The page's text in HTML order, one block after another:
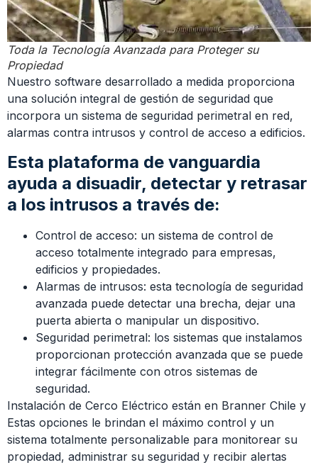
Toda la Tecnología Avanzada para Proteger su
Propiedad
Nuestro software desarrollado a medida proporciona
una solución integral de gestión de seguridad que
incorpora un sistema de seguridad perimetral en red,
alarmas contra intrusos y control de acceso a edificios.
Esta plataforma de vanguardia
ayuda a disuadir, detectar y retrasar
a los intrusos a través de:
Control de acceso: un sistema de control de
acceso totalmente integrado para empresas,
edificios y propiedades.
Alarmas de intrusos: esta tecnología de seguridad
avanzada puede detectar una brecha, dejar una
puerta abierta o manipular un dispositivo.
Seguridad perimetral: los sistemas que instalamos
proporcionan protección avanzada que se puede
integrar fácilmente con otros sistemas de
seguridad.
Instalación de Cerco Eléctrico están en Branner Chile y
Estas opciones le brindan el máximo control y un
sistema totalmente personalizable para monitorear su
propiedad, administrar su seguridad y recibir alertas